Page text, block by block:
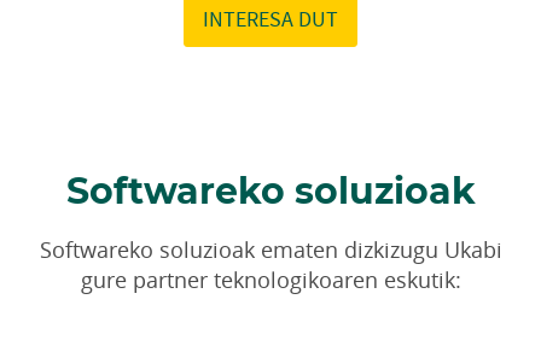
INTERESA DUT
Softwareko soluzioak
Softwareko soluzioak ematen dizkizugu Ukabi
gure partner teknologikoaren eskutik: